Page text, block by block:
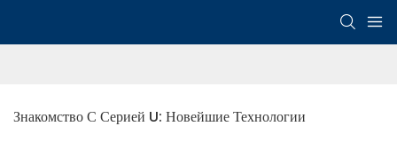
Знакомство С Серией U: Новейшие Технологии